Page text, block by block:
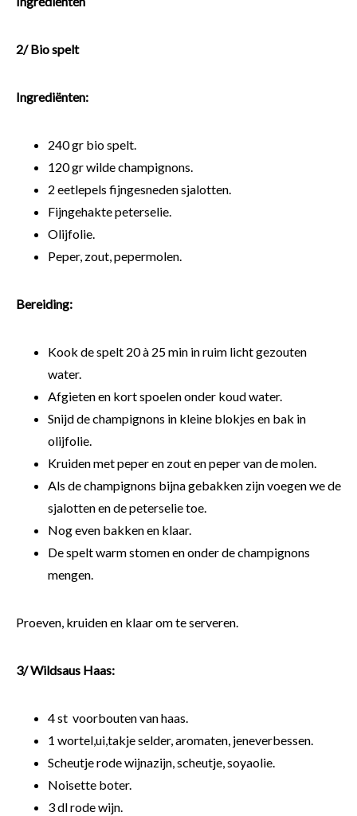
2/ Bio spelt
Ingrediënten:
240 gr bio spelt.
120 gr wilde champignons.
2 eetlepels fijngesneden sjalotten.
Fijngehakte peterselie.
Olijfolie.
Peper, zout, pepermolen.
Bereiding:
Kook de spelt 20 à 25 min in ruim licht gezouten
water.
Afgieten en kort spoelen onder koud water.
Snijd de champignons in kleine blokjes en bak in
olijfolie.
Kruiden met peper en zout en peper van de molen.
Als de champignons bijna gebakken zijn voegen we de
sjalotten en de peterselie toe.
Nog even bakken en klaar.
De spelt warm stomen en onder de champignons
mengen.
Proeven, kruiden en klaar om te serveren.
3/ Wildsaus Haas:
4 st voorbouten van haas.
1 wortel,ui,takje selder, aromaten, jeneverbessen.
Scheutje rode wijnazijn, scheutje, soyaolie.
Noisette boter.
3 dl rode wijn.